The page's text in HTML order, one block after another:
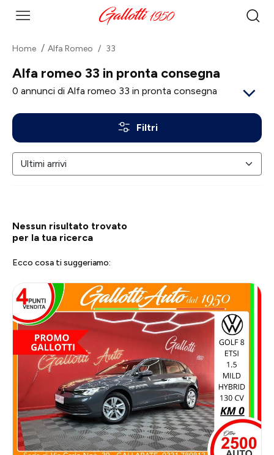
Home Alfa Romeo 33
Alfa romeo 33 in pronta consegna
0 annunci di Alfa romeo 33 in pronta consegna
Filtri
Nessun risultato trovato
per la tua ricerca
Ecco cosa ti suggeriamo: